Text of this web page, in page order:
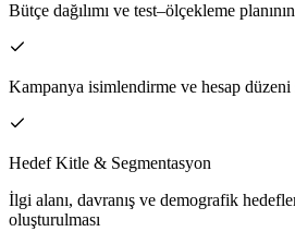
Bütçe dağılımı ve test–ölçekleme
Kampanya isimlendirme ve hesap düzeni
Hedef Kitle & Segmentasyon
İlgi alanı, davranış ve demografik
oluşturulması